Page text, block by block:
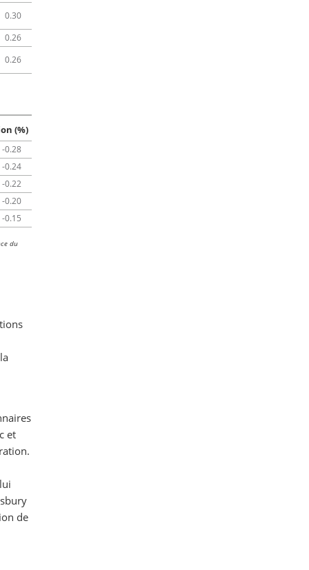
0.30
0.26
0.26
(%)
-0.28
-0.24
-0.22
-0.20
-0.15
du
et
de